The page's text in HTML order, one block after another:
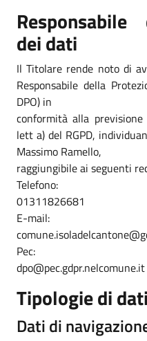
dei dati
Il Titolare rende noto di
Responsabile della
DPO) in
conformità alla
lett a) del RGPD,
Massimo Ramello,
raggiungibile ai seguenti
Telefono:
01311826681
E-mail:
Pec:
dpo@pec.gdpr.nelcomune.it
Tipologie di
Dati di